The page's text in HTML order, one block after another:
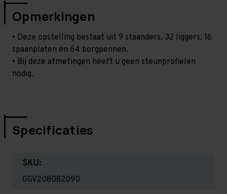
Opmerkingen
• Deze opstelling bestaat uit 9 staanders, 32 liggers, 16
spaanplaten en 64 borgpennen.
• Bij deze afmetingen heeft u geen steunprofielen
nodig.
Specificaties
SKU:
GGV208082090